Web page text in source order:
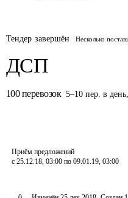
Тендер завершён Несколько
ДСП
100 перевозок 5–10 пер. в день
Приём предложений
с 25.12.18, 03:00 по 09.01.19, 03:00